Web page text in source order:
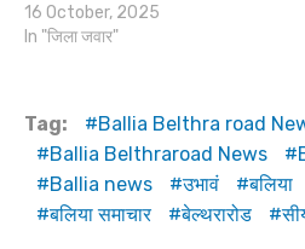
16 October, 2025
In "जिला जवार"
Tag:
Ballia Belthra road
Ballia Belthraroad News
Ballia news
उभावं बलिया
बलिया समाचार
बेल्थरारोड